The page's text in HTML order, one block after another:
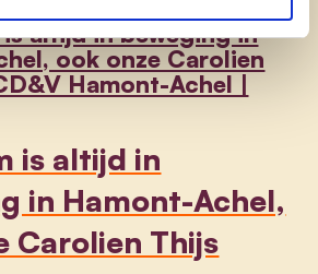
· 36 reacties |
altijd in beweging in
ook onze Carolien
Hamont-Achel |
is altijd in
in Hamont-Achel,
Carolien Thijs